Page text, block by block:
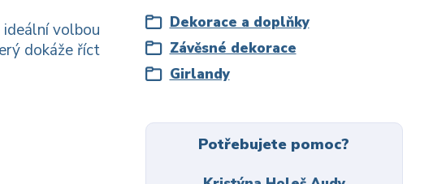
ideální volbou
dokáže říct
Dekorace a doplňky
Závěsné dekorace
Girlandy
Potřebujete pomoc?